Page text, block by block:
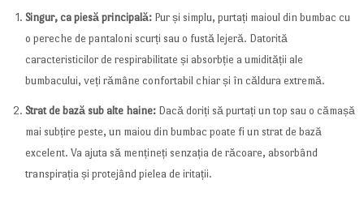
Singur, ca piesă principală: Pur și simplu, purtați maioul din bumbac cu
o pereche de pantaloni scurți sau o fustă lejeră. Datorită
caracteristicilor de respirabilitate și absorbție a umidității ale
bumbacului, veți rămâne confortabil chiar și în căldura extremă.
Strat de bază sub alte haine: Dacă doriți să purtați un top sau o cămașă
mai subțire peste, un maiou din bumbac poate fi un strat de bază
excelent. Va ajuta să mențineți senzația de răcoare, absorbând
transpirația și protejând pielea de iritații.